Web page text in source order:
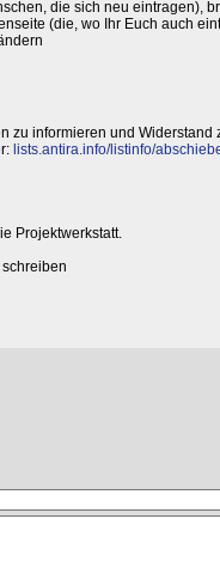
die sich neu eintragen),
(die, wo Ihr Euch auch
zu informieren und Widerstand
lists.antira.info/listinfo/
Projektwerkstatt.
schreiben